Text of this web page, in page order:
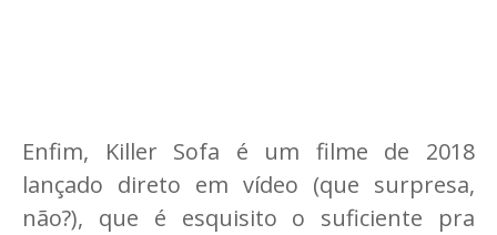
Enfim, Killer Sofa é um filme de 2018
lançado direto em vídeo (que surpresa,
não?), que é esquisito o suficiente pra